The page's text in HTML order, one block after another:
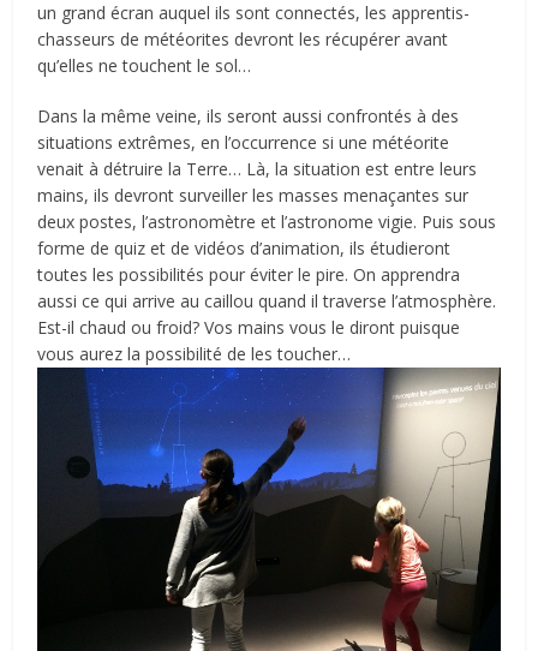
un grand écran auquel ils sont connectés, les apprentis-
chasseurs de météorites devront les récupérer avant
qu’elles ne touchent le sol…
Dans la même veine, ils seront aussi confrontés à des
situations extrêmes, en l’occurrence si une météorite
venait à détruire la Terre… Là, la situation est entre leurs
mains, ils devront surveiller les masses menaçantes sur
deux postes, l’astronomètre et l’astronome vigie. Puis sous
forme de quiz et de vidéos d’animation, ils étudieront
toutes les possibilités pour éviter le pire. On apprendra
aussi ce qui arrive au caillou quand il traverse l’atmosphère.
Est-il chaud ou froid? Vos mains vous le diront puisque
vous aurez la possibilité de les toucher…